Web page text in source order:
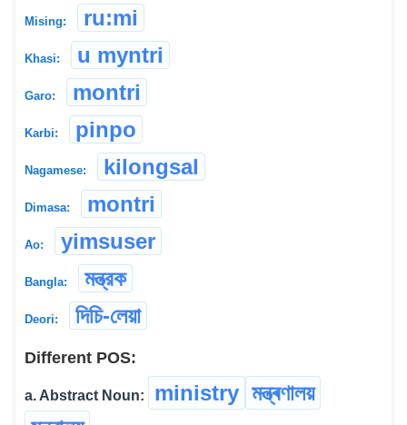
Mising: ru:mi
Khasi: u myntri
Garo: montri
Karbi: pinpo
Nagamese: kilongsal
Dimasa: montri
Ao: yimsuser
Bangla: মন্ত্রক
Deori: দিচি-লেয়া
Different POS:
a. Abstract Noun: ministry মন্ত্ৰণালয়